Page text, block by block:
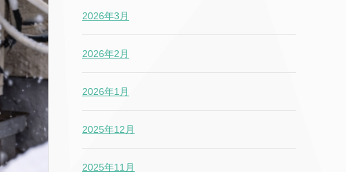
2026年3月
2026年2月
2026年1月
2025年12月
2025年11月